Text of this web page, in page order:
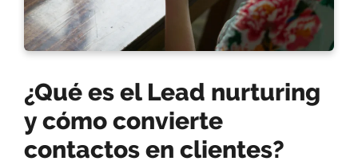
¿Qué es el Lead nurturing
y cómo convierte
contactos en clientes?